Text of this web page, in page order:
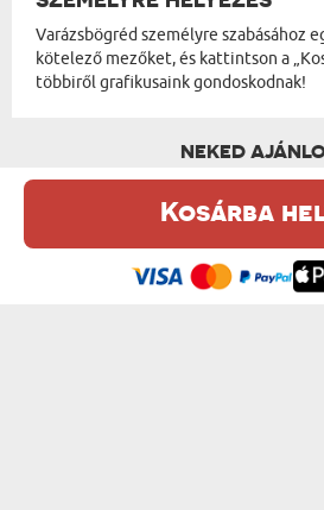
Kosárba
Varázsbögréd személyre szabásához
kötelező mezőket, és kattintson a
többiről grafikusaink gondoskodnak!
NEKED
Ez a weboldal sütiket (cookie-kat)
Adatvédelmi Szabályzatban